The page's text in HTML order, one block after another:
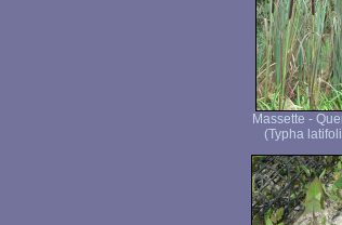
Massette -
(Typha